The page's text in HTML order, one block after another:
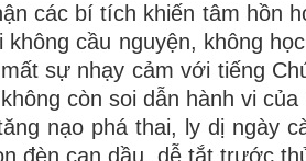
các bí tích khiến tâm hồn
cầu nguyện, không
sự nhạy cảm với tiếng
còn soi dẫn hành vi
nạo phá thai, ly dị ngày
đèn cạn dầu, dễ tắt trước